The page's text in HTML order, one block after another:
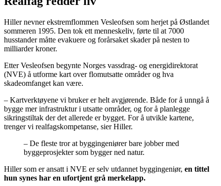
Hiller nevner ekstremflommen Vesleofsen som herjet på Østlandet
sommeren 1995. Den tok ett menneskeliv, førte til at 7000
husstander måtte evakuere og forårsaket skader på nesten to
milliarder kroner.
Etter Vesleofsen begynte Norges vassdrag- og energidirektorat
(NVE) å utforme kart over flomutsatte områder og hva
skadeomfanget kan være.
– Kartverktøyene vi bruker er helt avgjørende. Både for å unngå å
bygge mer infrastruktur i utsatte områder, og for å planlegge
sikringstiltak der det allerede er bygget. For å utvikle kartene,
trenger vi realfagskompetanse, sier Hiller.
– De fleste tror at byggingeniører bare jobber med
byggeprosjekter som bygger ned natur.
Hiller som er ansatt i NVE er selv utdannet byggingeniør, en tittel
hun synes har en ufortjent grå merkelapp.